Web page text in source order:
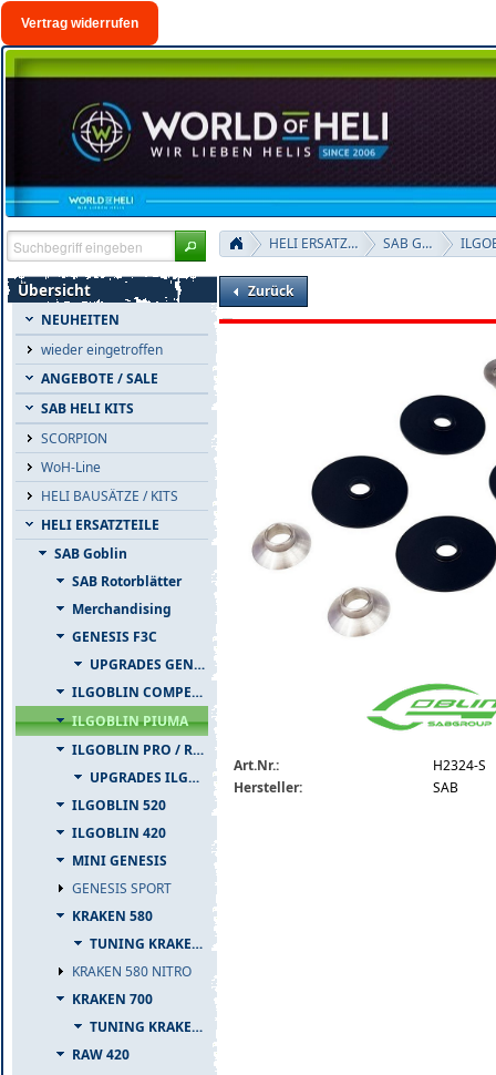
Vertrag widerrufen
Übersicht
NEUHEITEN
wieder eingetroffen
ANGEBOTE / SALE
SAB HELI KITS
SCORPION
WoH-Line
HELI BAUSÄTZE / KITS
HELI ERSATZTEILE
SAB Goblin
SAB Rotorblätter
Merchandising
GENESIS F3C
UPGRADES GENESIS F3C
ILGOBLIN COMPETIZIONE
ILGOBLIN PIUMA
ILGOBLIN PRO / RAW 700
UPGRADES ILGOBLIN PRO / RAW 700
ILGOBLIN 520
ILGOBLIN 420
MINI GENESIS
GENESIS SPORT
KRAKEN 580
TUNING KRAKEN 580
KRAKEN 580 NITRO
KRAKEN 700
TUNING KRAKEN 700
RAW 420
HELI ERSATZTEILE SAB Goblin
Zurück
Art.Nr.:
H2324-S
Hersteller:
SAB